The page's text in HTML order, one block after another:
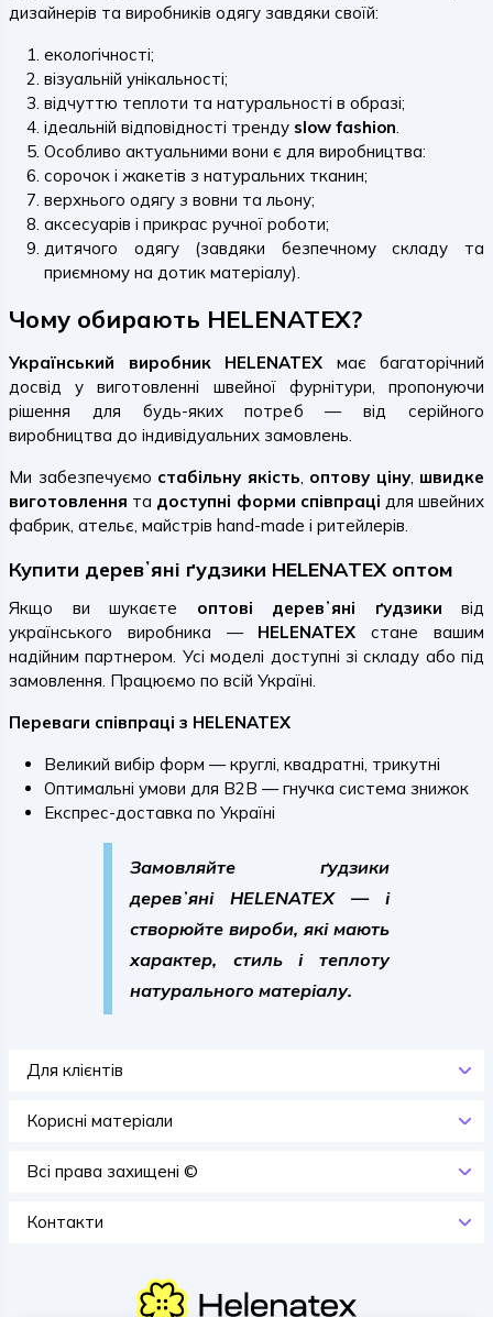
дизайнерів та виробників одягу завдяки своїй:
екологічності;
візуальній унікальності;
відчуттю теплоти та натуральності в образі;
ідеальній відповідності тренду slow fashion.
Особливо актуальними вони є для виробництва:
сорочок і жакетів з натуральних тканин;
верхнього одягу з вовни та льону;
аксесуарів і прикрас ручної роботи;
дитячого одягу (завдяки безпечному складу та
приємному на дотик матеріалу).
Чому обирають HELENATEX?
Український виробник HELENATEX має багаторічний
досвід у виготовленні швейної фурнітури, пропонуючи
рішення для будь-яких потреб — від серійного
виробництва до індивідуальних замовлень.
Ми забезпечуємо стабільну якість, оптову ціну, швидке
виготовлення та доступні форми співпраці для швейних
фабрик, ательє, майстрів hand-made і ритейлерів.
Купити деревʼяні ґудзики HELENATEX оптом
Якщо ви шукаєте оптові деревʼяні ґудзики від
українського виробника — HELENATEX стане вашим
надійним партнером. Усі моделі доступні зі складу або під
замовлення. Працюємо по всій Україні.
Переваги співпраці з HELENATEX
Великий вибір форм — круглі, квадратні, трикутні
Оптимальні умови для B2B — гнучка система знижок
Експрес-доставка по Україні
Замовляйте ґудзики
деревʼяні HELENATEX— і
створюйте вироби, які мають
характер, стиль і теплоту
натурального матеріалу.
Для клієнтів
Корисні матеріали
Всi права захищенi ©
Контакти